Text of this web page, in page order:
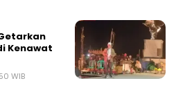
Kenawat
WIB